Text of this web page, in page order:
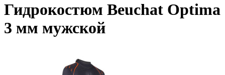
Гидрокостюм Beuchat Optima
3 мм мужской